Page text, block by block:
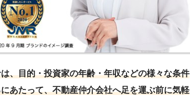
、目的・投資家の年齢・年収などの様々な条件
あたって、不動産仲介会社へ足を運ぶ前に気軽